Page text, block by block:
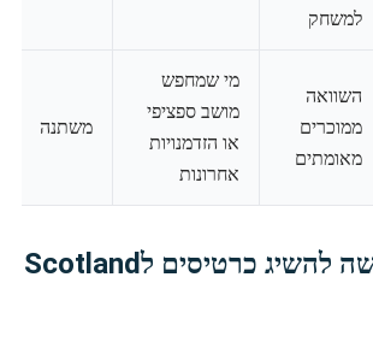
למשחק
השוואה
ממוכרים
מאומתים
מי שמחפש
מושב ספציפי
או הזדמנויות
אחרונות
משתנה
למה כל כך קשה להשיג כרטיסים לScotland